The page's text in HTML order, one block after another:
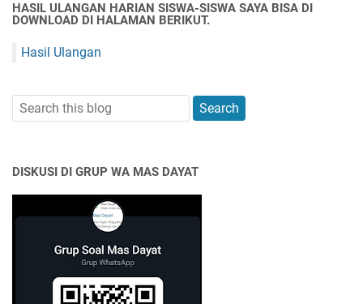
HASIL ULANGAN HARIAN SISWA-SISWA SAYA BISA DI
DOWNLOAD DI HALAMAN BERIKUT.
Hasil Ulangan
DISKUSI DI GRUP WA MAS DAYAT